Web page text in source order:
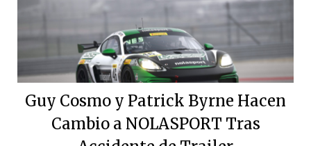
Guy Cosmo y Patrick Byrne Hacen
Cambio a NOLASPORT Tras